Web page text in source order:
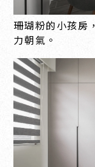
珊瑚粉的小孩房
力朝氣。